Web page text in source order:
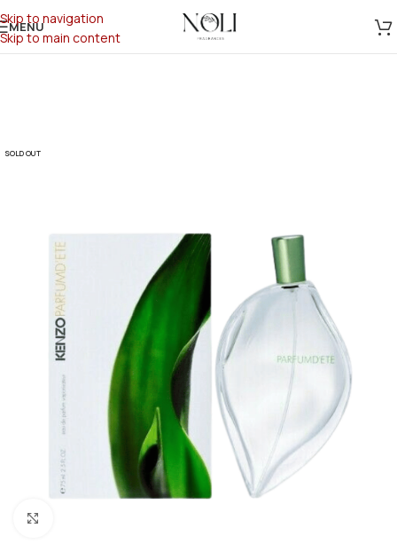
Skip to navigation
Skip to main content
MENU
SOLD OUT